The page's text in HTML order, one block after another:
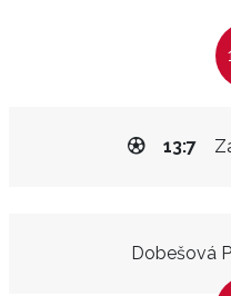
13:7
Dobešová